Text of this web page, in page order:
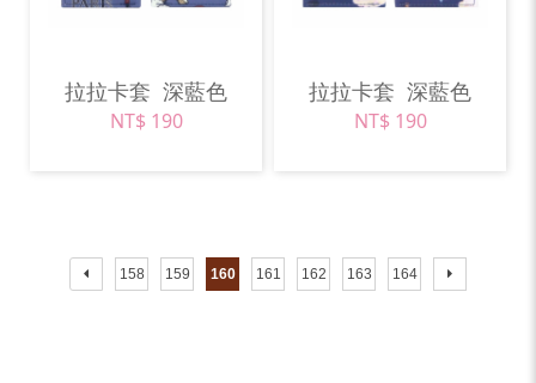
拉拉卡套 深藍色
NT$ 190
拉拉卡套 深藍色
NT$ 190
158 159 160 161 162 163 164